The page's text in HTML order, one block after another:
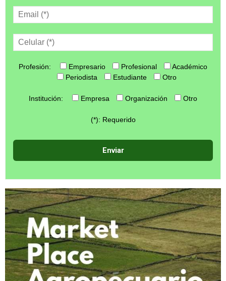
Profesión: Empresario Profesional
Académico
Periodista
Estudiante Otro
Institución: Empresa Organización Otro
(*): Requerido